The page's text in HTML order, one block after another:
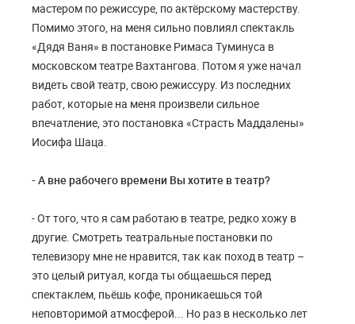
мастером по режиссуре, по актёрскому мастерству.
Помимо этого, на меня сильно повлиял спектакль
«Дядя Ваня» в постановке Римаса Туминуса в
московском театре Вахтангова. Потом я уже начал
видеть свой театр, свою режиссуру. Из последних
работ, которые на меня произвели сильное
впечатление, это постановка «Страсть Маддалены»
Иосифа Шаца.
- А вне рабочего времени Вы хотите в театр?
- От того, что я сам работаю в театре, редко хожу в
другие. Смотреть театральные постановки по
телевизору мне не нравится, так как поход в театр –
это целый ритуал, когда ты общаешься перед
спектаклем, пьёшь кофе, проникаешься той
неповторимой атмосферой... Но раз в несколько лет